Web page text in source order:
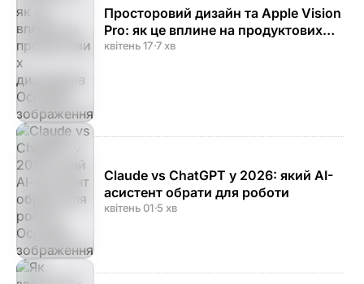
Просторовий дизайн та Apple Vision
Pro: як це вплине на продуктових
дизайнерів
квітень 17·7 хв
Claude vs ChatGPT у 2026: який AI-
асистент обрати для роботи
квітень 01·5 хв